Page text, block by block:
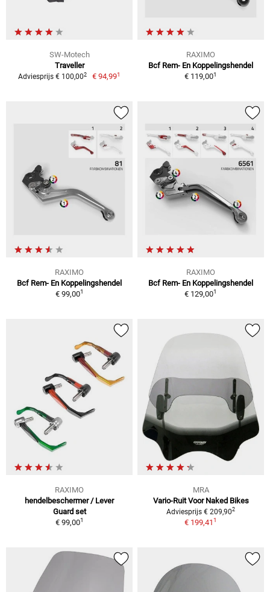
SW-Motech
Traveller
Adviesprijs € 100,002 € 94,991
RAXIMO
Bcf Rem- En Koppelingshendel
€ 119,001
RAXIMO
Bcf Rem- En Koppelingshendel
€ 99,001
RAXIMO
Bcf Rem- En Koppelingshendel
€ 129,001
RAXIMO
hendelbeschermer / Lever
Guard set
€ 99,001
MRA
Vario-Ruit Voor Naked Bikes
Adviesprijs € 209,902
€ 199,411